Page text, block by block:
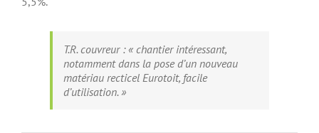
T.R. couvreur : « chantier intéressant,
notamment dans la pose d’un nouveau
matériau recticel Eurotoit, facile
d’utilisation. »